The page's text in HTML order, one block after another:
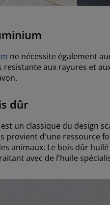
ne nécessite également
aux rayures et
dûr
est un classique du design
provient d'une ressource
animaux. Le bois dûr
avec de l'huile